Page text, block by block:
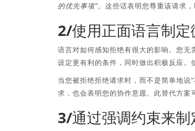
的优先事项”。这些话表明您尊重该请求，
2/使用正面语言制
语言对如何感知拒绝有很大的影响。您无
设定更有利的条件，同时做出积极反应。
当您被拒绝拒绝请求时，而不是简单地
求，也会表明您的协作意愿。此替代方案
3/通过强调约束来制